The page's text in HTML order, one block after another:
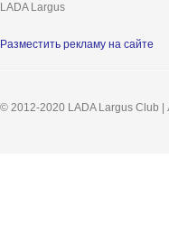
LADA Largus
Разместить рекламу на сайте
© 2012-2020 LADA Largus Club |